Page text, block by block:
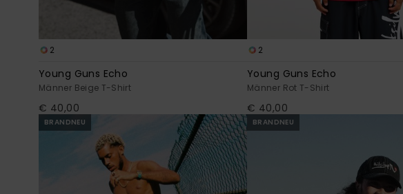
2
Young Guns Echo
Männer Beige T-Shirt
€ 40,00
2
Young Guns Echo
Männer Rot T-Shirt
€ 40,00
BRANDNEU BRANDNEU